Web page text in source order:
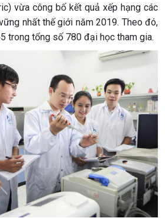
vừa công bố kết quả xếp hạng các
nhất thế giới năm 2019. Theo đó,
trong tổng số 780 đại học tham gia.